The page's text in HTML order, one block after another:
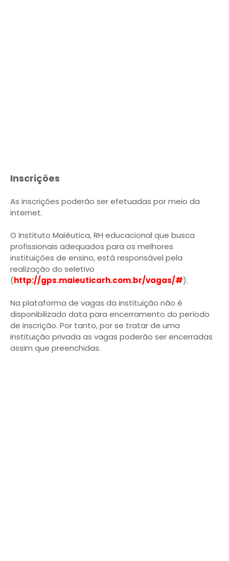
Inscrições
As inscrições poderão ser efetuadas por meio da
internet.
O Instituto Maiêutica, RH educacional que busca
profissionais adequados para os melhores
instituições de ensino, está responsável pela
realização do seletivo
(http://gps.maieuticarh.com.br/vagas/#).
Na plataforma de vagas da instituição não é
disponibilizado data para encerramento do período
de inscrição. Por tanto, por se tratar de uma
instituição privada as vagas poderão ser encerradas
assim que preenchidas.